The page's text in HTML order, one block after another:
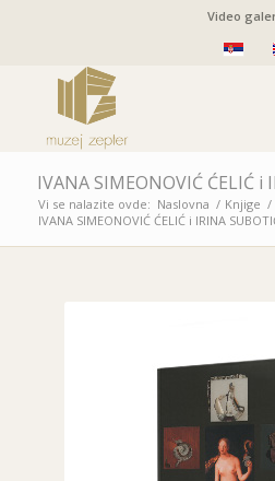
Video
IVANA SIMEONOVIĆ ĆELIĆ i
Vi se nalazite ovde: Naslovna / Knjige /
IVANA SIMEONOVIĆ ĆELIĆ i IRINA